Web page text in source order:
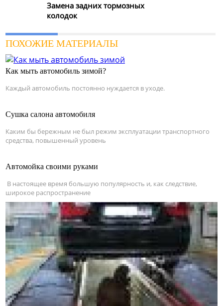
Замена задних тормозных
колодок
ПОХОЖИЕ МАТЕРИАЛЫ
Как мыть автомобиль зимой?
Каждый автомобиль постоянно нуждается в уходе.
Сушка салона автомобиля
Каким бы бережным не был режим эксплуатации транспортного
средства, повышенный уровень
Автомойка своими руками
В настоящее время большую популярность и, как следствие,
широкое распространение